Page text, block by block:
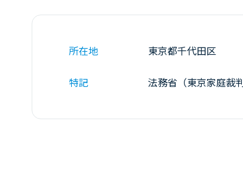
所在地 東京都千代田区
特記 法務省（東京家庭裁